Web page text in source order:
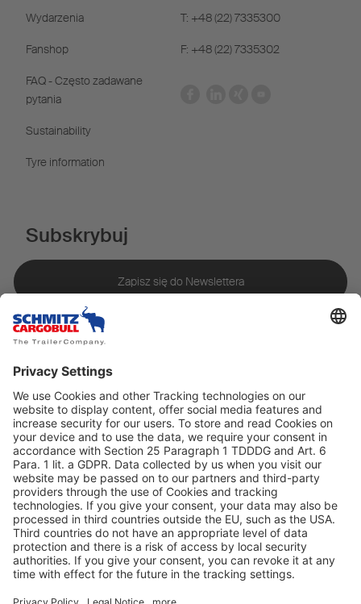
Wydarzenia
Fanshop
FAQ - Często zadawane
pytania
Sustainability
Tyre information
T: +48 (22) 7335300
F: +48 (22) 7335302
Subskrybuj